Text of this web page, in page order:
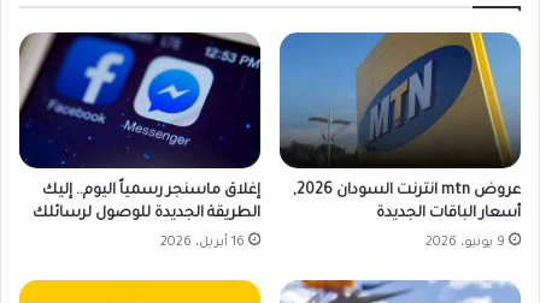
عروض mtn انترنت السودان 2026,
أسعار الباقات الجديدة
9 يونيو، 2026
إغلاق ماسنجر رسمياً اليوم.. إليك
الطريقة الجديدة للوصول لرسائلك
16 أبريل، 2026